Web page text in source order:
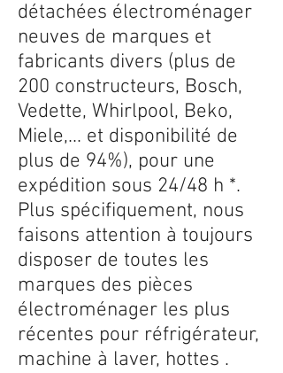
détachées électroménager
neuves de marques et
fabricants divers (plus de
200 constructeurs, Bosch,
Vedette, Whirlpool, Beko,
Miele,... et disponibilité de
plus de 94%), pour une
expédition sous 24/48 h *.
Plus spécifiquement, nous
faisons attention à toujours
disposer de toutes les
marques des pièces
électroménager les plus
récentes pour réfrigérateur,
machine à laver, hottes .